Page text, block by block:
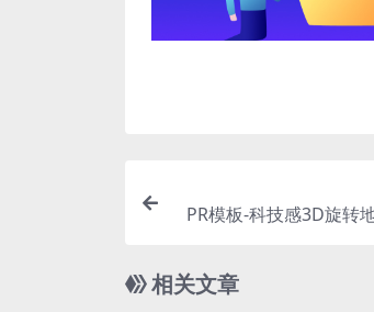
PR模板-科技感3D旋转
相关文章